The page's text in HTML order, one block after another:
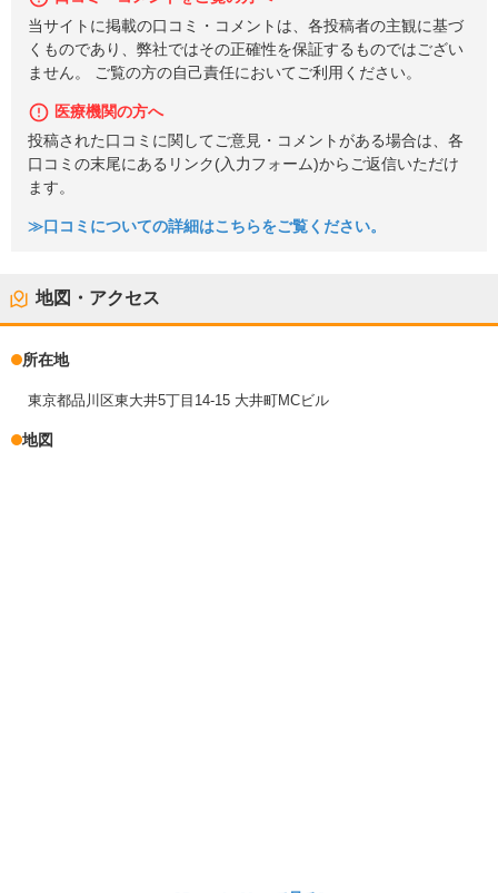
当サイトに掲載の口コミ・コメントは、各投稿者の主観に基づ
くものであり、弊社ではその正確性を保証するものではござい
ません。 ご覧の方の自己責任においてご利用ください。
医療機関の方へ
投稿された口コミに関してご意見・コメントがある場合は、各
口コミの末尾にあるリンク(入力フォーム)からご返信いただけ
ます。
≫口コミについての詳細はこちらをご覧ください。
地図・アクセス
所在地
東京都品川区東大井5丁目14-15 大井町MCビル
地図